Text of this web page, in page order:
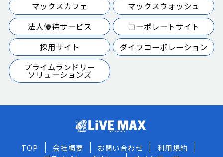
マックスカフェ
マックスウォッシュ
法人優待サービス
コーポレートサイト
採用サイト
ダイワコーポレーション
プライムランドリー
ソリューションズ
TOP 会社概要 お問い合わせ
利用規約